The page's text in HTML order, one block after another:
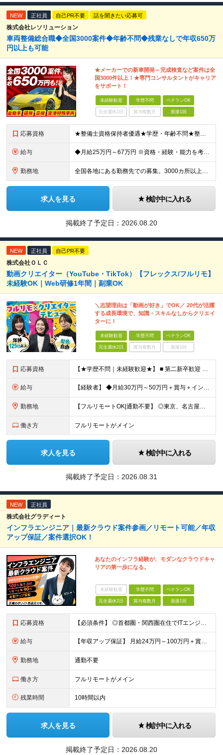
NEW 正社員 自己PR不要 話を聞きたい応募可
株式会社レソリューション
車両整備総合職◆全国3000案件◆年齢不問◆残業なしで年収650万
円以上も可能
★メーカーでの新車開発～完成検査など案件は全
国3000件以上！★専門コンサルタントがキャリア
をサポート！
未経験歓迎 学歴不問 ベテランOK
完全週休2日 賞与複数月 面接1回
応募資格 ★整備士資格保持者優遇★学歴・年齢不問★整備経験者・既卒者・第二新卒・車業界経験者・未経験者歓迎！ ◎経験や資格を活かしてキャリアアップしたい方 ◎ライフスタイルに合った働き方を求めている方 ◎技術
給与 ◆月給25万円～67万円 ※資格・経験・能力を考慮の上、優遇 ※現年収・年齢・経験・資格・能力等、総合的に考慮し、決定します。 ※自動車整備の実務経験がある方はご相談ください！ ※試用期間有(同待遇/
勤務地 全国各地にある勤務先での募集。3000カ所以上から希望を考慮し決定。 ★転居を伴う転勤なし。 ★遠方からのご応募も歓迎！引越など赴任に伴う費用、家賃は全額負担します（会社規定による）。 ★請負先
求人を見る 検討中に入れる
掲載終了予定日： 2026.08.20
NEW 正社員 自己PR不要
株式会社ＯＬＣ
動画クリエイター（YouTube・TikTok）【フレックス/フルリモ】
未経験OK｜Web研修1年間｜副業OK
＼志望理由は「動画が好き」でOK／ 20代が活躍
する成長環境で、知識・スキルなしからクリエイ
ターに！
未経験歓迎 学歴不問 ベテランOK
完全週休2日 賞与複数月 面接1回
応募資格 【★学歴不問｜未経験歓迎★】 ■ 第二新卒歓迎 ■ フリーター・社会人未経験OK ■ 動画編集経験は一切不問！ ■ タイピングが苦手でもOK！ ＼3つ以上当てはまった方はぜひご応募を／ □ 日
給与 【経験者】 ◆月給30万円～50万円＋賞与＋インセンティブ＋残業代全額支給 【未経験者】 ◆北海道エリア： 月給20万7,984円～＋賞与＋インセンティブ＋残業代全額支給 ◆東北エリア(青森
勤務地 【フルリモートOK|通勤不要】 ◎東京、名古屋、大阪、福岡を中心とした全国のプロジェクト先にて好きな場所で働けます！ ◆本社 東京都渋谷区道玄坂1-12-1 渋谷マークシティ22F ※未経験者は各
働き方 フルリモートがメイン
求人を見る 検討中に入れる
掲載終了予定日： 2026.08.31
NEW 正社員
株式会社グラディート
インフラエンジニア｜最新クラウド案件参画／リモート可能／年収
アップ保証／案件選択OK！
あなたのインフラ経験が、モダンなクラウドキャ
リアの第一歩になる。
未経験歓迎 学歴不問 ベテランOK
完全週休2日 賞与複数月 面接1回
応募資格 【必須条件】 ◎⾸都圏・関⻄圏在住でITエンジニアとしての実務経験が3年以上ある⽅（開発・インフラいずれも歓迎） →⾸都圏（東京、神奈川、千葉、埼⽟）、関⻄圏（⼤阪、兵庫、京都）在住のITエンジニア採
給与 【年収アップ保証】 月給24万円～100万円＋賞与（年3回）＋諸手当 ◆想定年収432万円〜1200万円(経験・スキルを考慮し決定) ※年収アップ保証付帯 ◆基本給には⽉20時間分の固定残業代(31,
勤務地 通勤不要
働き方 フルリモートがメイン
残業時間 10時間以内
求人を見る 検討中に入れる
掲載終了予定日： 2026.08.20